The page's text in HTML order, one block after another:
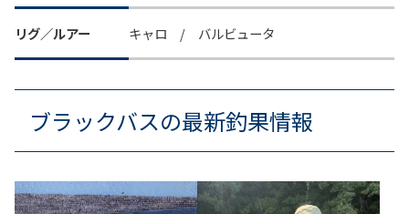
リグ／ルアー キャロ / バルビュータ
ブラックバスの最新釣果情報